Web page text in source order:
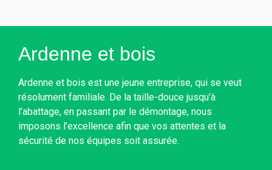
Ardenne et bois
Ardenne et bois est une jeune entreprise, qui se veut
résolument familiale. De la taille-douce jusqu’à
l’abattage, en passant par le démontage, nous
imposons l’excellence afin que vos attentes et la
sécurité de nos équipes soit assurée.